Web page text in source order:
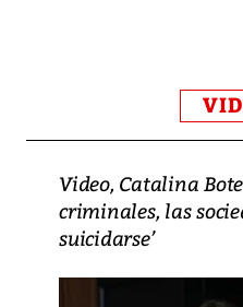
Video, Catalina
criminales, las
suicidarse’